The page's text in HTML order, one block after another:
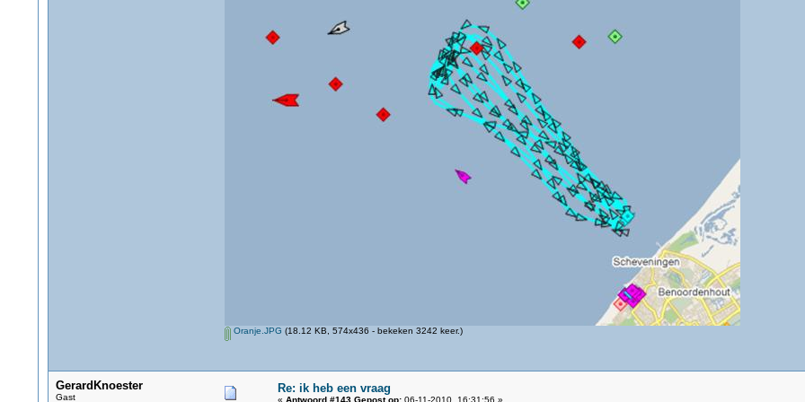
Oranje.JPG (18.12 KB, 574x436 - bekeken 3242 keer.)
GerardKnoester
Gast
Re: ik heb een vraag
« Antwoord #143 Gepost op:06-11-2010, 16:31:56 »